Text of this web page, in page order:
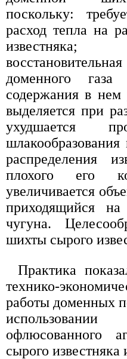
поскольку:
расход тепла на
доменного газа
содержания в нем
выделяется при
ухудшается
шлакообразования
распределения
плохого его
увеличивается
приходящийся
чугуна.
шихты сырого
Практика
технико-
работы доменных
офлюсованного
сырого